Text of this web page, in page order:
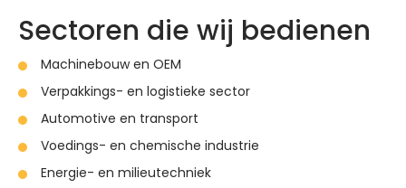
Sectoren die wij bedienen
Machinebouw en OEM
Verpakkings- en logistieke sector
Automotive en transport
Voedings- en chemische industrie
Energie- en milieutechniek